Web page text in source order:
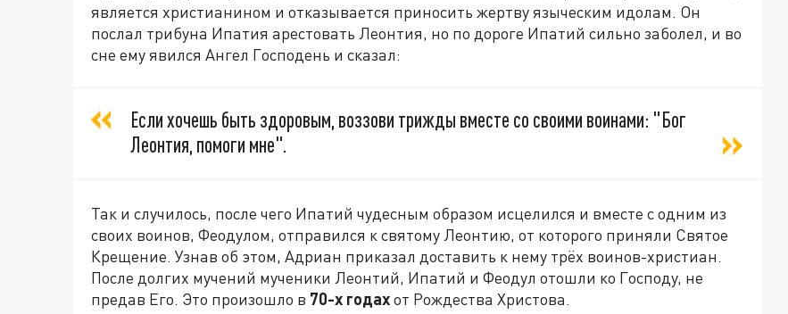
является христианином и отказывается приносить жертву языческим идолам. Он
послал трибуна Ипатия арестовать Леонтия, но по дороге Ипатий сильно заболел, и во
сне ему явился Ангел Господень и сказал:
Если хочешь быть здоровым, воззови трижды вместе со своими воинами: "Бог
Леонтия, помоги мне".
Так и случилось, после чего Ипатий чудесным образом исцелился и вместе с одним из
своих воинов, Феодулом, отправился к святому Леонтию, от которого приняли Святое
Крещение. Узнав об этом, Адриан приказал доставить к нему трёх воинов-христиан.
После долгих мучений мученики Леонтий, Ипатий и Феодул отошли ко Господу, не
предав Его. Это произошло в 70-х годахот Рождества Христова.